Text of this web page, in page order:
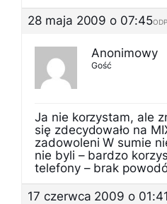
28 maja 2009 o 07:45
Anonimowy
Gość
Ja nie korzystam, ale
się zdecydowało na
zadowoleni W sumie
nie byli – bardzo
telefony – brak
17 czerwca 2009 o 01:41